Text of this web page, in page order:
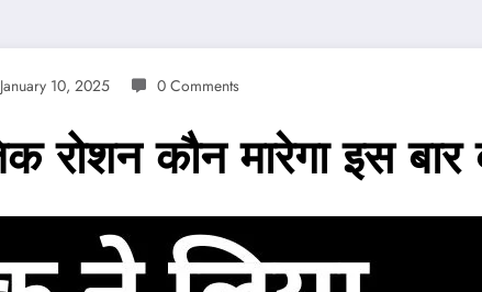
January 10, 2025 0 Comments
कौन मारेगा इस बार